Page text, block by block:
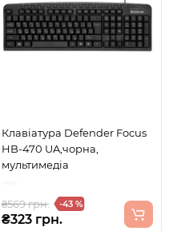
Клавіатура Defender Focus
HB-470 UA,чорна,
мультимедіа
₴569 грн. -43 %
₴323 грн.